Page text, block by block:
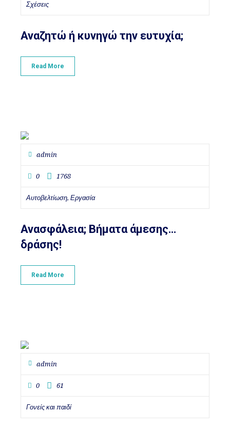
Σχέσεις
Αναζητώ ή κυνηγώ την ευτυχία;
Read More
admin
0 1768
Αυτοβελτίωση,Εργασία
Ανασφάλεια; Βήματα άμεσης…
δράσης!
Read More
admin
0 61
Γονείς και παιδί